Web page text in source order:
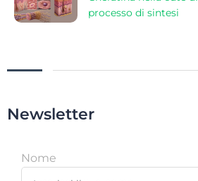
processo di sintesi
Newsletter
Nome